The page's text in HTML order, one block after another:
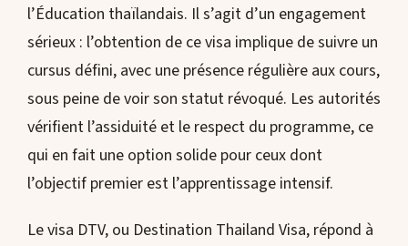
l’Éducation thaïlandais. Il s’agit d’un engagement
sérieux : l’obtention de ce visa implique de suivre un
cursus défini, avec une présence régulière aux cours,
sous peine de voir son statut révoqué. Les autorités
vérifient l’assiduité et le respect du programme, ce
qui en fait une option solide pour ceux dont
l’objectif premier est l’apprentissage intensif.
Le visa DTV, ou Destination Thailand Visa, répond à